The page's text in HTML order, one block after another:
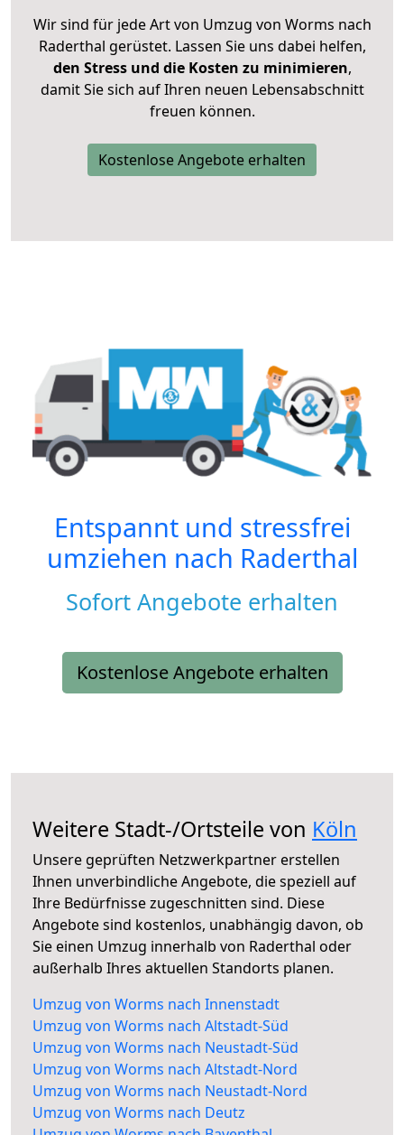
Wir sind für jede Art von Umzug von Worms nach
Raderthal gerüstet. Lassen Sie uns dabei helfen,
den Stress und die Kosten zu minimieren,
damit Sie sich auf Ihren neuen Lebensabschnitt
freuen können.
Kostenlose Angebote erhalten
Entspannt und stressfrei
umziehen nach Raderthal
Sofort Angebote erhalten
Kostenlose Angebote erhalten
Weitere Stadt-/Ortsteile von Köln
Unsere geprüften Netzwerkpartner erstellen
Ihnen unverbindliche Angebote, die speziell auf
Ihre Bedürfnisse zugeschnitten sind. Diese
Angebote sind kostenlos, unabhängig davon, ob
Sie einen Umzug innerhalb von Raderthal oder
außerhalb Ihres aktuellen Standorts planen.
Umzug von Worms nach Innenstadt
Umzug von Worms nach Altstadt-Süd
Umzug von Worms nach Neustadt-Süd
Umzug von Worms nach Altstadt-Nord
Umzug von Worms nach Neustadt-Nord
Umzug von Worms nach Deutz